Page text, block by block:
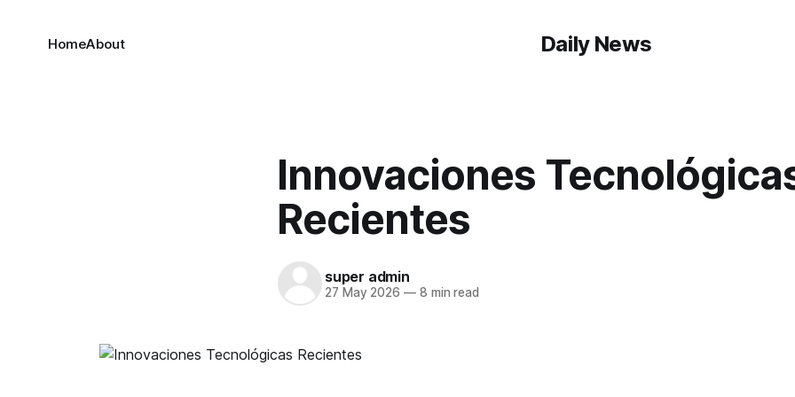
Daily News
HomeAbout
Innovaciones
Recientes
super admin
27 May 2026 —8 min read